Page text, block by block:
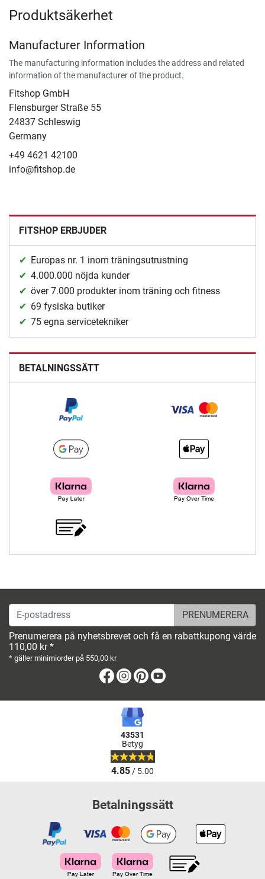
Produktsäkerhet
Manufacturer Information
The manufacturing information includes the address and related
information of the manufacturer of the product.
Fitshop GmbH
Flensburger Straße 55
24837 Schleswig
Germany
+49 4621 42100
info@fitshop.de
FITSHOP ERBJUDER
Europas nr. 1 inom träningsutrustning
4.000.000 nöjda kunder
över 7.000 produkter inom träning och fitness
69 fysiska butiker
75 egna servicetekniker
BETALNINGSSÄTT
E-postadress
Prenumerera på nyhetsbrevet och få en rabattkupong värde
110,00 kr *
* gäller minimiorder på 550,00 kr
Facebook
Instagram
Pinterest
43531
Betyg
4.85/ 5.00
Betalningssätt